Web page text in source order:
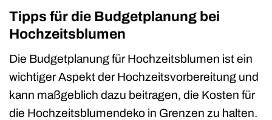
Tipps für die Budgetplanung bei
Hochzeitsblumen
Die Budgetplanung für Hochzeitsblumen ist ein
wichtiger Aspekt der Hochzeitsvorbereitung und
kann maßgeblich dazu beitragen, die Kosten für
die Hochzeitsblumendeko in Grenzen zu halten.